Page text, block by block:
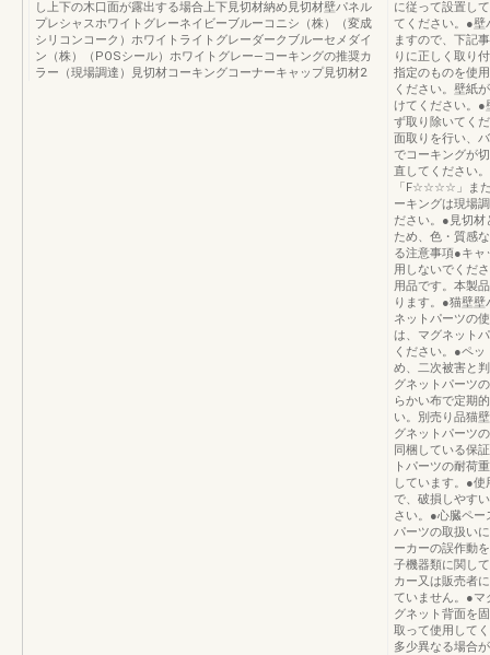
し上下の木口面が露出する場合上下見切材納め見切材壁パネル
プレシャスホワイトグレーネイビーブルーコニシ（株）（変成
シリコンコーク）ホワイトライトグレーダークブルーセメダイ
ン（株）（POSシール）ホワイトグレー―コーキングの推奨カ
ラー（現場調達）見切材コーキングコーナーキャップ見切材2
に従って設置し
てください。●壁
ますので、下記
りに正しく取り
指定のものを使
ください。壁紙
けてください。●
ず取り除いてく
面取りを行い、
でコーキングが
直してください
「F☆☆☆☆」また
ーキングは現場
ださい。●見切材
ため、色・質感
る注意事項●キャ
用しないでくだ
用品です。本製
ります。●猫壁
ネットパーツの
は、マグネット
ください。●ペ
め、二次被害と
グネットパーツ
らかい布で定期
い。別売り品猫
グネットパーツ
同梱している保
トパーツの耐荷
しています。●
で、破損しやす
さい。●心臓ペー
パーツの取扱い
ーカーの誤作動
子機器類に関し
カー又は販売者
ていません。●マ
グネット背面を
取って使用して
多少異なる場合